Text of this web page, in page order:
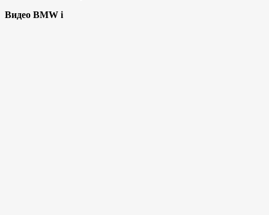
Видео BMW i